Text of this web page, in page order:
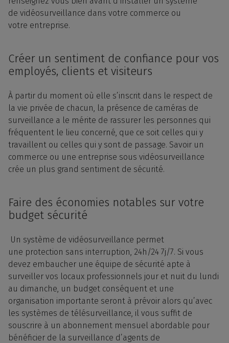
de vidéosurveillance dans votre commerce ou
votre entreprise.
Créer un sentiment de confiance pour vos
employés, clients et visiteurs
À partir du moment où elle s’inscrit dans le respect de
la vie privée de chacun, la présence de caméras de
surveillance a le mérite de rassurer les personnes qui
fréquentent le lieu concerné, que ce soit celles qui y
travaillent ou celles qui y sont de passage. Savoir un
commerce ou une entreprise sous vidéosurveillance
crée un plus grand sentiment de sécurité.
Faire des économies notables sur votre
budget sécurité
Un système de vidéosurveillance permet
une protection sans interruption, 24h/24 7j/7. Si vous
devez embaucher une équipe de sécurité apte à
surveiller vos locaux professionnels jour et nuit du lundi
au dimanche, un budget conséquent et une
organisation importante seront à prévoir alors qu’avec
les systèmes de télésurveillance, il vous suffit de
souscrire à un abonnement mensuel abordable pour
bénéficier de la surveillance d’agents de